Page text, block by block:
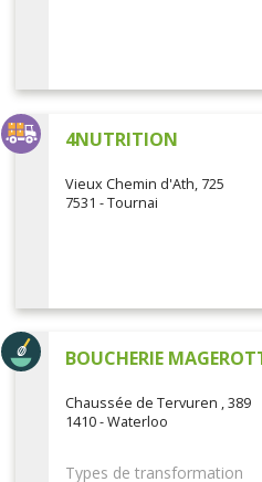
4NUTRITION
Vieux Chemin d'Ath, 725
7531 - Tournai
BOUCHERIE
Chaussée de Tervuren , 389
1410 - Waterloo
Types de transformation